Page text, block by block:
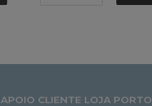
APOIO CLIENTE LOJA PORTO